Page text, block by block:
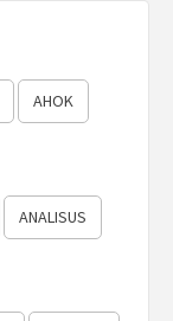
AHOK
ANALISUS